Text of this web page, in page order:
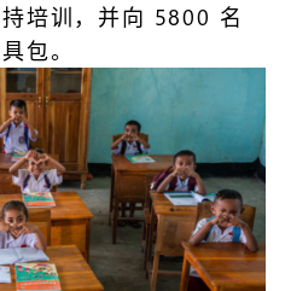
培训，并向 5800 名
包。